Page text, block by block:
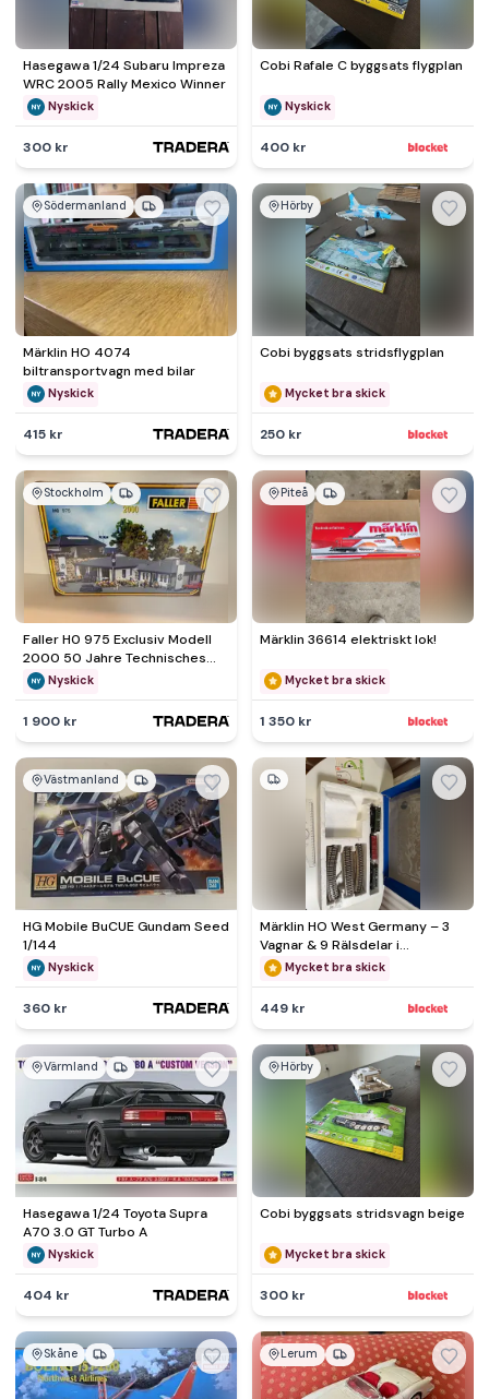
Hasegawa 1/24 Subaru Impreza
WRC 2005 Rally Mexico Winner
Nyskick
300 kr
Cobi Rafale C byggsats flygplan
Nyskick
400 kr
Södermanland
Märklin HO 4074
biltransportvagn med bilar
Nyskick
415 kr
Hörby
Cobi byggsats stridsflygplan
Mycket bra skick
250 kr
Stockholm
Faller H0 975 Exclusiv Modell
2000 50 Jahre Technisches
Hilfswerk THW
Nyskick
1 900 kr
Piteå
Märklin 36614 elektriskt lok!
Mycket bra skick
1 350 kr
Västmanland
HG Mobile BuCUE Gundam Seed
1/144
Nyskick
360 kr
Märklin HO West Germany – 3
Vagnar & 9 Rälsdelar i
Originalkartong
Mycket bra skick
449 kr
Värmland
Hasegawa 1/24 Toyota Supra
A70 3.0 GT Turbo A
Nyskick
404 kr
Hörby
Cobi byggsats stridsvagn beige
Mycket bra skick
300 kr
Skåne Lerum